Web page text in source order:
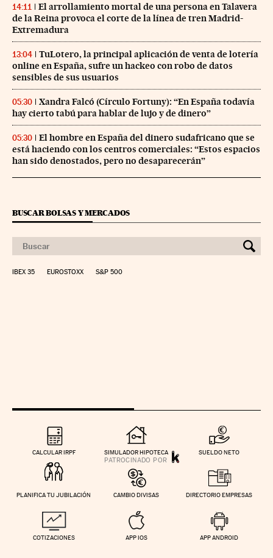
14:11
El arrollamiento mortal de una persona en Talavera
de la Reina provoca el corte de la línea de tren Madrid-
Extremadura
13:04
TuLotero, la principal aplicación de venta de lotería
online en España, sufre un hackeo con robo de datos
sensibles de sus usuarios
05:30
Xandra Falcó (Círculo Fortuny): “En España todavía
hay cierto tabú para hablar de lujo y de dinero”
05:30
El hombre en España del dinero sudafricano que se
está haciendo con los centros comerciales: “Estos espacios
han sido denostados, pero no desaparecerán”
BUSCAR BOLSAS Y MERCADOS
IBEX 35 EUROSTOXX S&P 500
CALCULAR IRPF SIMULADOR HIPOTECA SUELDO NETO
PLANIFICA TU JUBILACIÓN CAMBIO DIVISAS DIRECTORIO EMPRESAS
COTIZACIONES APP IOS APP ANDROID